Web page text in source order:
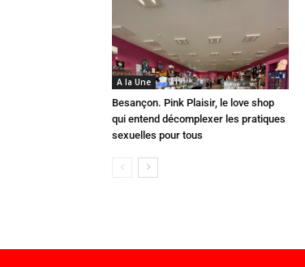
A la Une
Besançon. Pink Plaisir, le love shop
qui entend décomplexer les pratiques
sexuelles pour tous